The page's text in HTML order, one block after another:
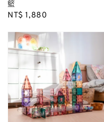
籃
Regular
NT$ 1,880